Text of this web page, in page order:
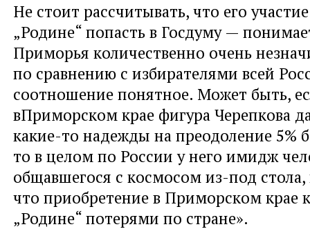
Не стоит рассчитывать, что его
„Родине“ попасть в Госдуму —
Приморья количественно очень
по сравнению с избирателями всей
соотношение понятное. Может быть,
вПриморском крае фигура Черепкова
какие-то надежды на преодоление 5%
то в целом по России у него имидж
общавшегося с космосом из-под
что приобретение в Приморском крае
„Родине“ потерями по стране».